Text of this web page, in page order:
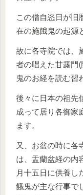
この僧自恣日が旧
在の施餓鬼の起源
故に各寺院では、
者の唱えた甘露門
鬼のお経を読む習
後々に日本の祖先
成って居り各御家
ます。
又、お盆の時に各
は、盂蘭盆経の内
月十五日に供養し
餓鬼が主な行事で